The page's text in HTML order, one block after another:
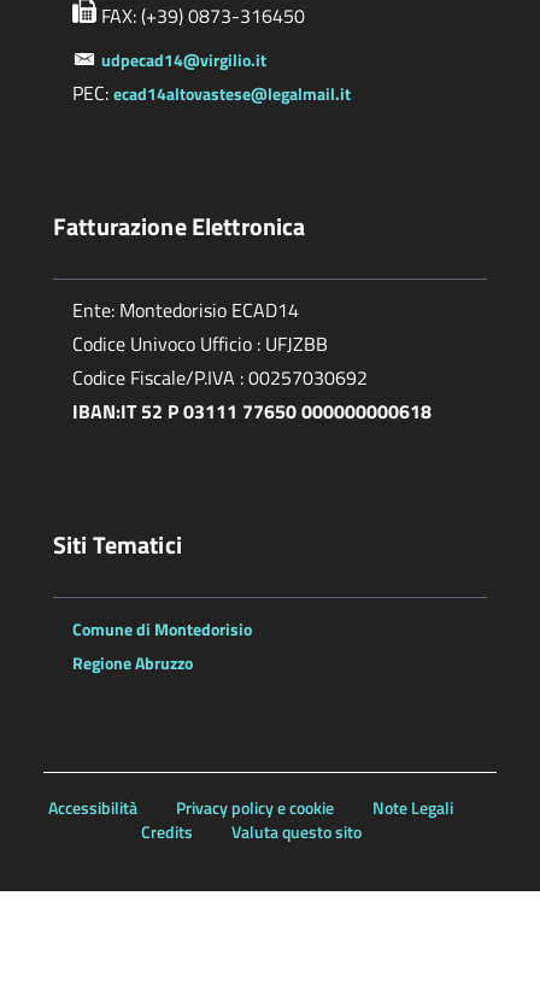
FAX: (+39) 0873-316450
udpecad14@virgilio.it
PEC:ecad14altovastese@legalmail.it
Fatturazione Elettronica
Ente: Montedorisio ECAD14
Codice Univoco Ufficio : UFJZBB
Codice Fiscale/P.IVA : 00257030692
IBAN:IT 52 P 03111 77650 000000000618
Siti Tematici
Comune di Montedorisio
Regione Abruzzo
Accessibilità Privacy policy e cookie
Note Legali
Credits
Valuta questo sito